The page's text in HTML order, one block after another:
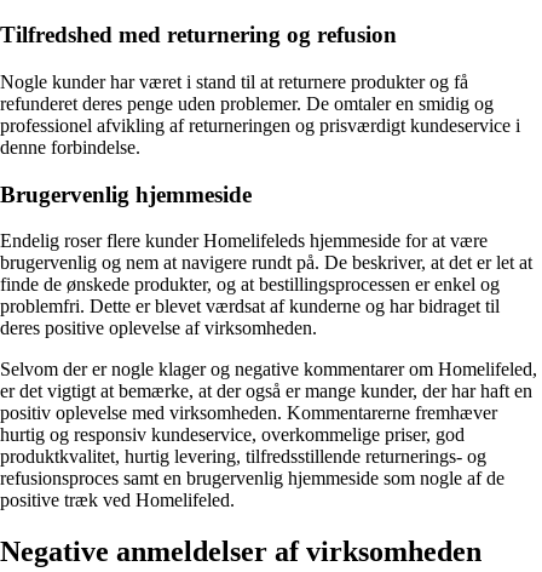
Tilfredshed med returnering og refusion
Nogle kunder har været i stand til at returnere produkter og få
refunderet deres penge uden problemer. De omtaler en smidig og
professionel afvikling af returneringen og prisværdigt kundeservice i
denne forbindelse.
Brugervenlig hjemmeside
Endelig roser flere kunder Homelifeleds hjemmeside for at være
brugervenlig og nem at navigere rundt på. De beskriver, at det er let at
finde de ønskede produkter, og at bestillingsprocessen er enkel og
problemfri. Dette er blevet værdsat af kunderne og har bidraget til
deres positive oplevelse af virksomheden.
Selvom der er nogle klager og negative kommentarer om Homelifeled,
er det vigtigt at bemærke, at der også er mange kunder, der har haft en
positiv oplevelse med virksomheden. Kommentarerne fremhæver
hurtig og responsiv kundeservice, overkommelige priser, god
produktkvalitet, hurtig levering, tilfredsstillende returnerings- og
refusionsproces samt en brugervenlig hjemmeside som nogle af de
positive træk ved Homelifeled.
Negative anmeldelser af virksomheden